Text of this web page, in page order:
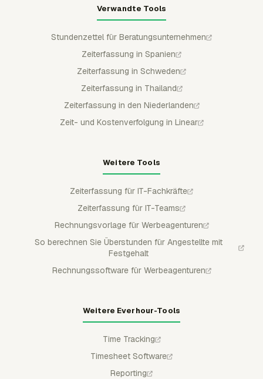
Verwandte Tools
Stundenzettel für Beratungsunternehmen
Zeiterfassung in Spanien
Zeiterfassung in Schweden
Zeiterfassung in Thailand
Zeiterfassung in den Niederlanden
Zeit- und Kostenverfolgung in Linear
Weitere Tools
Zeiterfassung für IT-Fachkräfte
Zeiterfassung für IT-Teams
Rechnungsvorlage für Werbeagenturen
So berechnen Sie Überstunden für Angestellte mit
Festgehalt
Rechnungssoftware für Werbeagenturen
Weitere Everhour-Tools
Time Tracking
Timesheet Software
Reporting